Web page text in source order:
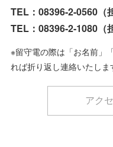
TEL：08396-2-0560（
TEL：08396-2-1080（
※留守電の際は「お名前」
れば折り返し連絡いたしま
アク